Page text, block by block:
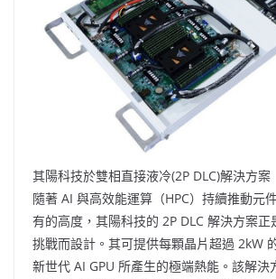
其陽科技於雙相直接液冷(2P DLC)解決方案
隨著 AI 與高效能運算（HPC）持續推動元
有的高度，其陽科技的 2P DLC 解決方案
挑戰而設計。其可提供每顆晶片超過 2kW
新世代 AI GPU 所產生的極端熱能。該解決